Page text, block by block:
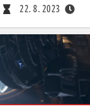
22. 8. 2023